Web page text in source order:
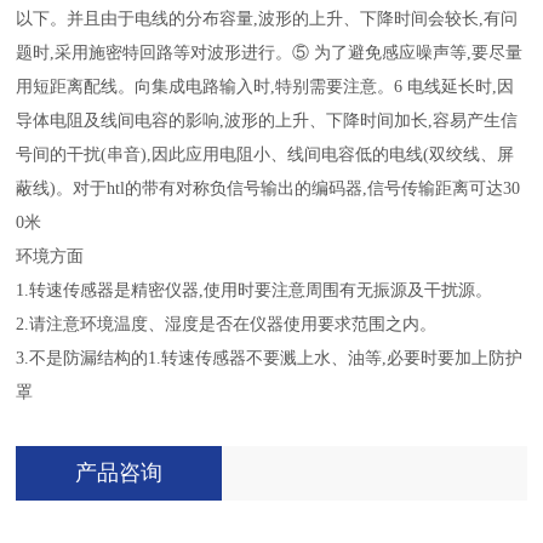
以下。并且由于电线的分布容量,波形的上升、下降时间会较长,有问
题时,采用施密特回路等对波形进行。⑤ 为了避免感应噪声等,要尽量
用短距离配线。向集成电路输入时,特别需要注意。6 电线延长时,因
导体电阻及线间电容的影响,波形的上升、下降时间加长,容易产生信
号间的干扰(串音),因此应用电阻小、线间电容低的电线(双绞线、屏
蔽线)。对于htl的带有对称负信号输出的编码器,信号传输距离可达30
0米
环境方面
1.转速传感器是精密仪器,使用时要注意周围有无振源及干扰源。
2.请注意环境温度、湿度是否在仪器使用要求范围之内。
3.不是防漏结构的1.转速传感器不要溅上水、油等,必要时要加上防护
罩
产品咨询